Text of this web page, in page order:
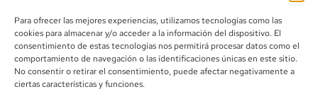
Para ofrecer las mejores experiencias, utilizamos tecnologías como las
cookies para almacenar y/o acceder a la información del dispositivo. El
consentimiento de estas tecnologías nos permitirá procesar datos como el
comportamiento de navegación o las identificaciones únicas en este sitio.
No consentir o retirar el consentimiento, puede afectar negativamente a
ciertas características y funciones.
info@canoalibros.com
pedidos@canoalibros.com
+34 934 242 391